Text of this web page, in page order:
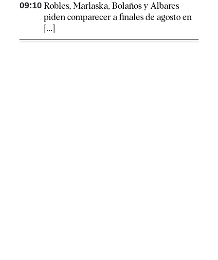
09:10 Robles, Marlaska, Bolaños y Albares
piden comparecer a finales de agosto en
[...]